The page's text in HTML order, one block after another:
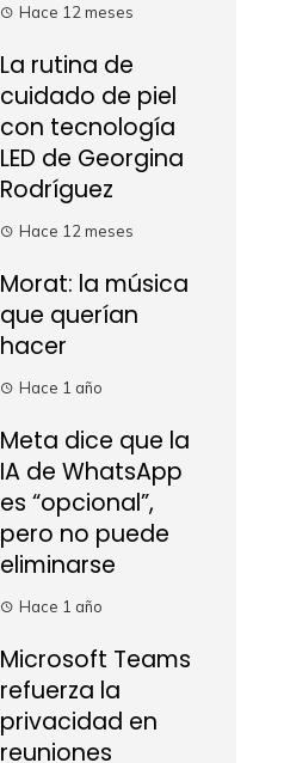
Hace 12 meses
La rutina de
cuidado de piel
con tecnología
LED de Georgina
Rodríguez
Hace 12 meses
Morat: la música
que querían
hacer
Hace 1 año
Meta dice que la
IA de WhatsApp
es “opcional”,
pero no puede
eliminarse
Hace 1 año
Microsoft Teams
refuerza la
privacidad en
reuniones